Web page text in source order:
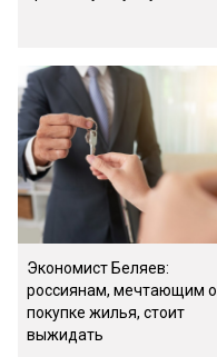
Экономист Беляев:
россиянам, мечтающим о
покупке жилья, стоит
выжидать